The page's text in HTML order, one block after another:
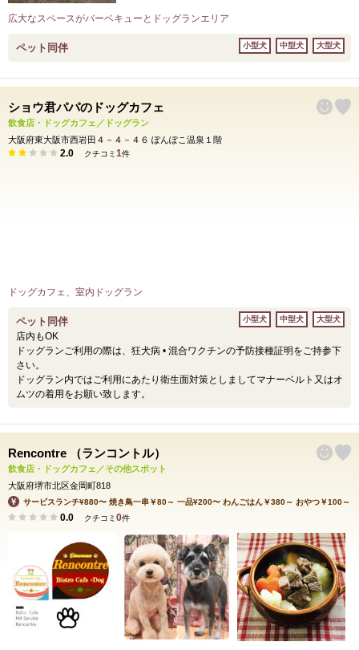
広大なスペースがバーベキューとドッグランエリア
ペット同伴 小型犬 中型犬 大型犬
ショウ君パパのドッグカフェ
飲食店・ドッグカフェ／ドッグラン
大阪府東大阪市西岩田４－４－４６ ぽんぽこ温泉１階
2.0 クチコミ 1件
ドッグカフェ、室内ドッグラン
ペット同伴
店内もOK
ドッグランご利用の際は、狂犬病 • 混合ワクチンの予防接種証明をご持参下
さい。
ドッグラン内ではご利用にあたり衛生面対策としましてマナーベルト又はオ
ムツの着用をお願い致します。
小型犬 中型犬 大型犬
Rencontre （ランコントル）
飲食店・ドッグカフェ／その他スポット
大阪府堺市北区金岡町818
サービスランチ¥880〜 焼き鳥一串￥80～ 一品¥200〜 わんごはん￥380～ おやつ￥100～
0.0 クチコミ 0件